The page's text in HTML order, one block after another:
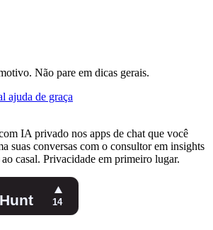
Não pare em dicas gerais.
ajuda de graça
IA privado nos apps de chat que você
suas conversas com o consultor em insights
casal. Privacidade em primeiro lugar.